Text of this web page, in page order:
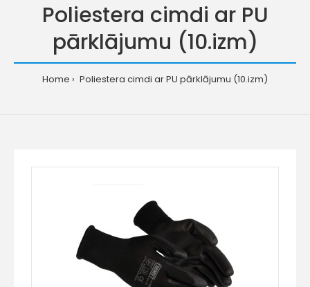
Poliestera cimdi ar PU
pārklājumu (10.izm)
Home Poliestera cimdi ar PU pārklājumu (10.izm)